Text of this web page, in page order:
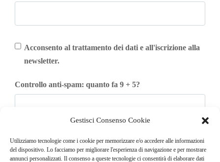
Gestisci Consenso Cookie
Utilizziamo tecnologie come i cookie per memorizzare e/o accedere alle informazioni
del dispositivo. Lo facciamo per migliorare l'esperienza di navigazione e per mostrare
annunci personalizzati. Il consenso a queste tecnologie ci consentirà di elaborare dati
Acconsento al trattamento dei dati e all'iscrizione alla
newsletter.
Controllo anti-spam: quanto fa 9 + 5?
Iscriviti